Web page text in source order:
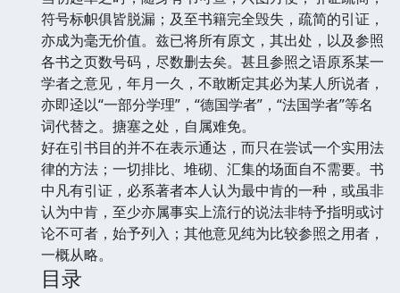
符号标帜俱皆脱漏；及至书籍完全毁失，疏简的引证，
亦成为毫无价值。兹已将所有原文，其出处，以及参照
各书之页数号码，尽数删去矣。甚且参照之语原系某一
学者之意见，年月一久，不敢断定其必为某人所说者，
亦即迳以“一部分学理”，“德国学者”，“法国学者”等名
词代替之。搪塞之处，自属难免。
好在引书目的并不在表示通达，而只在尝试一个实用法
律的方法；一切排比、堆砌、汇集的场面自不需要。书
中凡有引证，必系著者本人认为最中肯的一种，或虽非
认为中肯，至少亦属事实上流行的说法非特予指明或讨
论不可者，始予列入；其他意见纯为比较参照之用者，
一概从略。
目录